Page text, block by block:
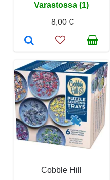
Varastossa (1)
8,00 €
Cobble Hill